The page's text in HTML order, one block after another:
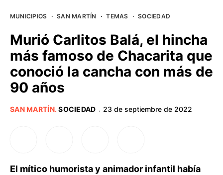
BUENOS AIRES
PROVINCIAS
MUNICIPIOS · SAN MARTÍN · TEMAS · SOCIEDAD
Murió Carlitos Balá, el hincha
más famoso de Chacarita que
conoció la cancha con más de
90 años
SAN MARTÍN.SOCIEDAD · 23 de septiembre de 2022
El mítico humorista y animador infantil había